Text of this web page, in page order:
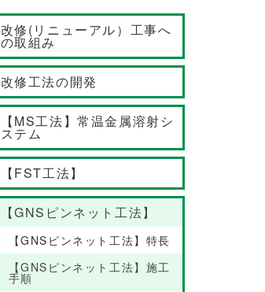
改修(リニューアル）工事へ
の取組み
改修工法の開発
【MS工法】常温金属溶射シ
ステム
【FST工法】
【GNSピンネット工法】
【GNSピンネット工法】特長
【GNSピンネット工法】施工
手順